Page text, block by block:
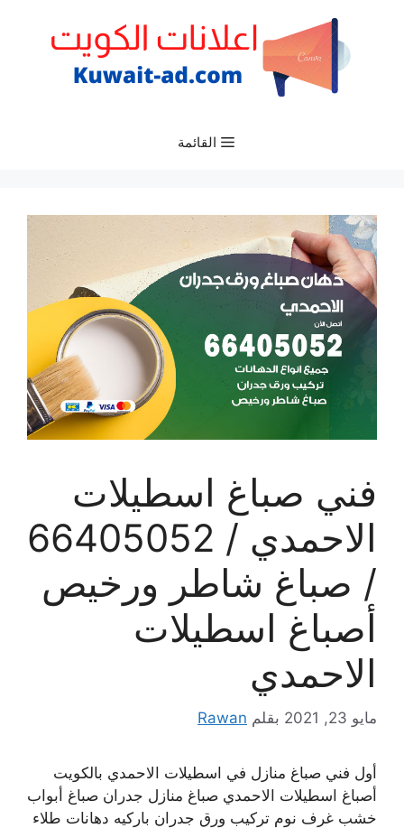
القائمة
فني صباغ اسطيلات
الاحمدي / 66405052
/ صباغ شاطر ورخيص
أصباغ اسطيلات
الاحمدي
مايو 23, 2021 بقلم Rawan
أول فني صباغ منازل في اسطيلات الاحمدي بالكويت
أصباغ اسطيلات الاحمدي صباغ منازل جدران صباغ أبواب
خشب غرف نوم تركيب ورق جدران باركيه دهانات طلاء